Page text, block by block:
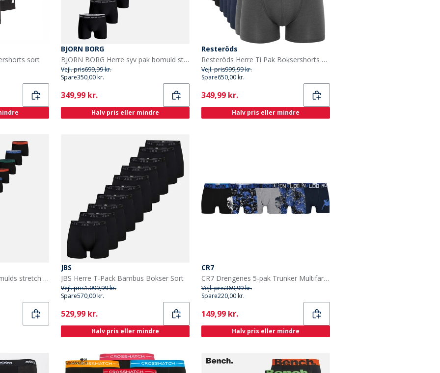
sort
BJORN BORG
BJORN BORG Herre syv pak bomuld stretch underbukser Multipak 1
Vejl. pris699,99 kr.
Spare350,00 kr.
Current
349,99 kr.
Halv pris eller mindre
Resteröds
Resteröds Herre Ti Pak Boksershorts Multifarvet
Vejl. pris999,99 kr.
Spare650,00 kr.
Current
349,99 kr.
Halv pris eller mindre
BJORN BORG 12-pak bomulds stretch boxers Multipack 1
JBS
JBS Herre T-Pack Bambus Bokser Sort
Vejl. pris1.099,99 kr.
Spare570,00 kr.
Current
529,99 kr.
Halv pris eller mindre
CR7
CR7 Drengenes 5-pak Trunker Multifarvet
Vejl. pris369,99 kr.
Spare220,00 kr.
Current
149,99 kr.
Halv pris eller mindre